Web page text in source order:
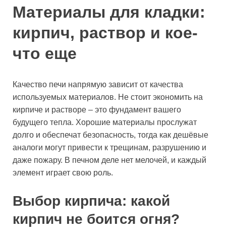
Материалы для кладки:
кирпич, раствор и кое-
что еще
Качество печи напрямую зависит от качества
используемых материалов. Не стоит экономить на
кирпиче и растворе – это фундамент вашего
будущего тепла. Хорошие материалы прослужат
долго и обеспечат безопасность, тогда как дешёвые
аналоги могут привести к трещинам, разрушению и
даже пожару. В печном деле нет мелочей, и каждый
элемент играет свою роль.
Выбор кирпича: какой
кирпич не боится огня?